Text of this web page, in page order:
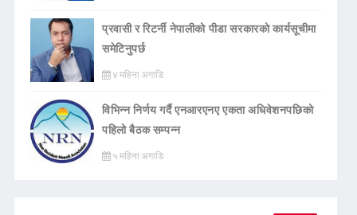
प्रवासी र रिटर्नी नेपालीको पीडा सरकारको कार्यसूचीमा
समेटिनुपर्छ
४ महिना अगाडि
विभिन्न निर्णय गर्दै एनआरएनए एकता अधिवेशनपछिको
पहिलो बैठक सम्पन्न
५ महिना अगाडि